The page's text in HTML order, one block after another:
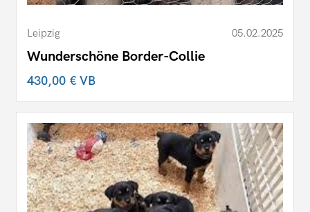
Leipzig 05.02.2025
Wunderschöne Border-Collie
430,00 €VB